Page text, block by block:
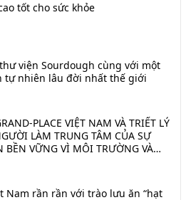
tốt cho sức khỏe
viện Sourdough cùng với một
tự nhiên lâu đời nhất thế giới
PLACE VIỆT NAM VÀ TRIẾT LÝ
LÀM TRUNG TÂM CỦA SỰ
BỀN VỮNG VÌ MÔI TRƯỜNG VÀ
Nam rần rần với trào lưu ăn “hạt